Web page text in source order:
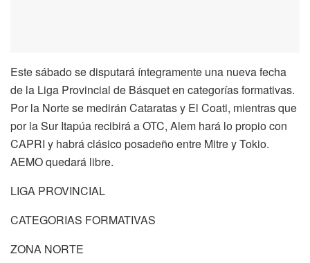
Este sábado se disputará íntegramente una nueva fecha
de la Liga Provincial de Básquet en categorías formativas.
Por la Norte se medirán Cataratas y El Coati, mientras que
por la Sur Itapúa recibirá a OTC, Alem hará lo propio con
CAPRI y habrá clásico posadeño entre Mitre y Tokio.
AEMO quedará libre.
LIGA PROVINCIAL
CATEGORIAS FORMATIVAS
ZONA NORTE